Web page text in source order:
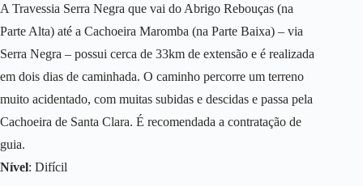
A Travessia Serra Negra que vai do Abrigo Rebouças (na
Parte Alta) até a Cachoeira Maromba (na Parte Baixa) – via
Serra Negra – possui cerca de 33km de extensão e é realizada
em dois dias de caminhada. O caminho percorre um terreno
muito acidentado, com muitas subidas e descidas e passa pela
Cachoeira de Santa Clara. É recomendada a contratação de
guia.
Nível: Difícil